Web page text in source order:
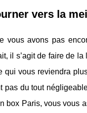
vers la
vous avons pas
il s’agit de faire de
qui vous reviendra
pas du tout
box Paris, vous vous